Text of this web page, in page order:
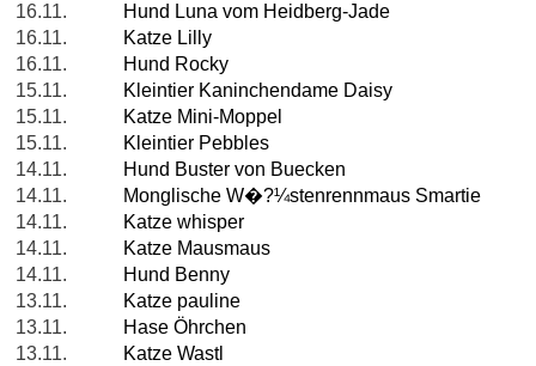
16.11.
Hund Luna vom Heidberg-Jade
16.11.
Katze Lilly
16.11.
Hund Rocky
15.11.
Kleintier Kaninchendame Daisy
15.11.
Katze Mini-Moppel
15.11.
Kleintier Pebbles
14.11.
Hund Buster von Buecken
14.11.
Monglische W�?¼stenrennmaus Smartie
14.11.
Katze whisper
14.11.
Katze Mausmaus
14.11.
Hund Benny
13.11.
Katze pauline
13.11.
Hase Öhrchen
13.11.
Katze Wastl